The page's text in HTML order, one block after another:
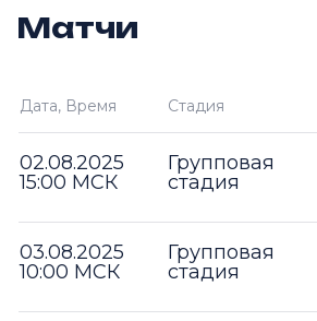
Матчи
Дата, Время Стадия
02.08.2025
15:00 МСК
Групповая
стадия
03.08.2025
10:00 МСК
Групповая
стадия